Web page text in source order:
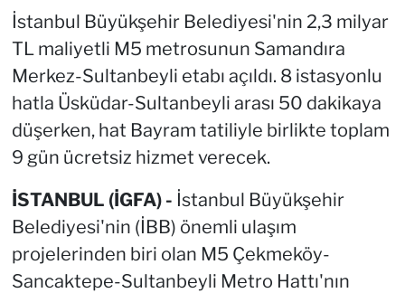
İstanbul Büyükşehir Belediyesi'nin 2,3 milyar
TL maliyetli M5 metrosunun Samandıra
Merkez-Sultanbeyli etabı açıldı. 8 istasyonlu
hatla Üsküdar-Sultanbeyli arası 50 dakikaya
düşerken, hat Bayram tatiliyle birlikte toplam
9 gün ücretsiz hizmet verecek.
İSTANBUL (İGFA) - İstanbul Büyükşehir
Belediyesi'nin (İBB) önemli ulaşım
projelerinden biri olan M5 Çekmeköy-
Sancaktepe-Sultanbeyli Metro Hattı'nın